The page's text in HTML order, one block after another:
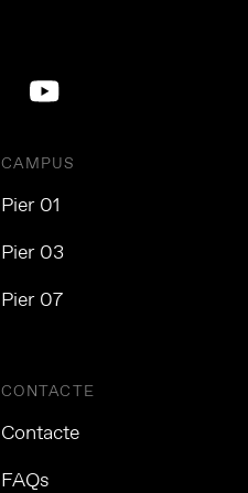
CAMPUS
Pier 01
Pier 03
Pier 07
CONTACTE
Contacte
FAQs